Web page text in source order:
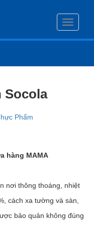
Toggle
Socola
Phẩm
hàng MAMA
nơi thông thoáng, nhiệt
cách xa tường và sàn,
bảo quản không đúng